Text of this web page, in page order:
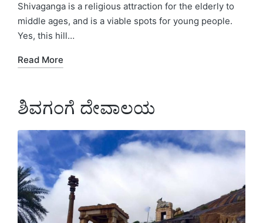
Shivaganga is a religious attraction for the elderly to
middle ages, and is a viable spots for young people.
Yes, this hill…
Read More
ಶಿವಗಂಗೆ ದೇವಾಲಯ